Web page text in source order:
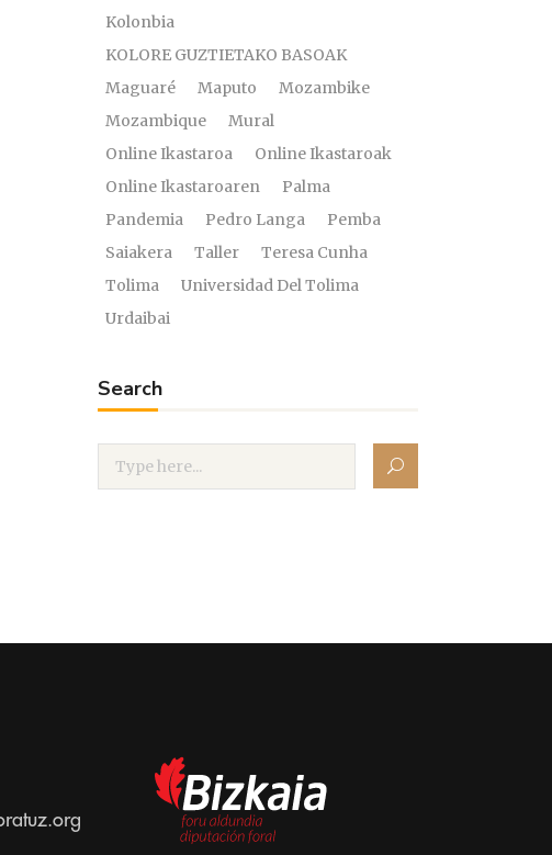
Kolonbia
KOLORE GUZTIETAKO BASOAK
Maguaré
Maputo
Mozambike
Mozambique
Mural
Online Ikastaroa
Online Ikastaroak
Online Ikastaroaren
Palma
Pandemia
Pedro Langa
Pemba
Saiakera
Taller
Teresa Cunha
Tolima
Universidad Del Tolima
Urdaibai
Search